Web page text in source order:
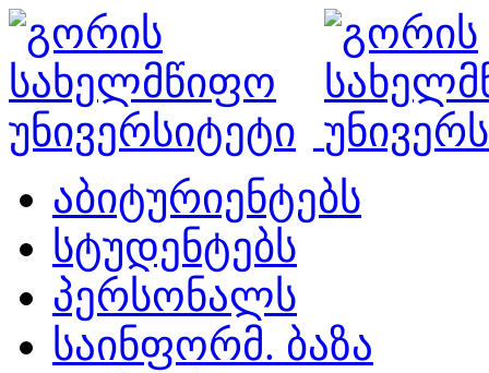
აბიტურიენტებს
სტუდენტებს
პერსონალს
საინფორმ. ბაზა